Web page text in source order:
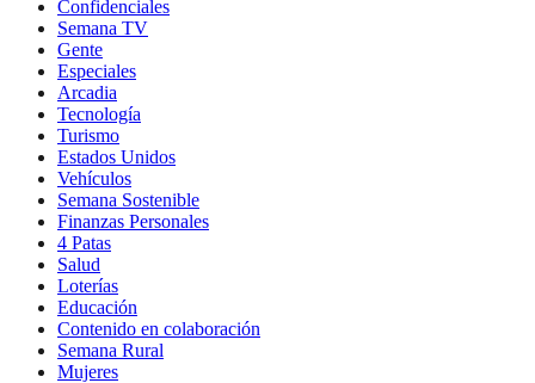
Confidenciales
Semana TV
Gente
Especiales
Arcadia
Tecnología
Turismo
Estados Unidos
Vehículos
Semana Sostenible
Finanzas Personales
4 Patas
Salud
Loterías
Educación
Contenido en colaboración
Semana Rural
Mujeres